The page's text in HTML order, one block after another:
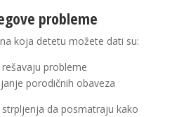
probleme
koja detetu možete dati su:
probleme
porodičnih obaveza
da posmatraju kako